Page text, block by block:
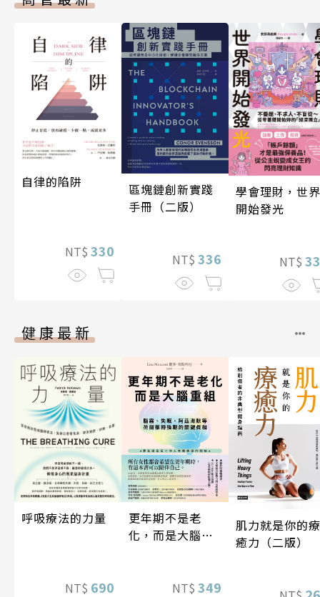
自律的陷阱
NT$ 330
區塊鏈創新實踐
手冊（二版）
NT$ 336
學會理財，世界
開始發光
NT$
健康最新
呼吸療法的力量
NT$ 690
更年期不是老
化，而是大腦重
NT$ 349
肌力就是你的療
癒力（二版）